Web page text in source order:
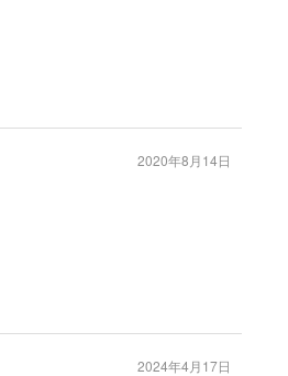
2020年8月14日
2024年4月17日